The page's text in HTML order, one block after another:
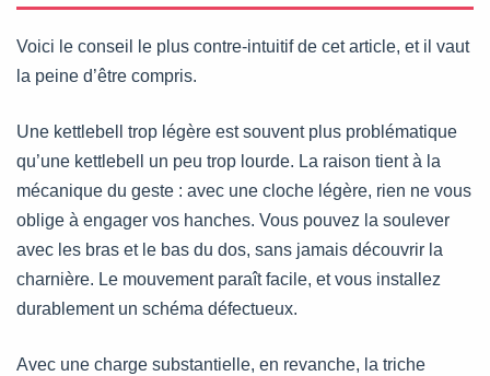
Voici le conseil le plus contre-intuitif de cet article, et il vaut
la peine d’être compris.
Une kettlebell trop légère est souvent plus problématique
qu’une kettlebell un peu trop lourde. La raison tient à la
mécanique du geste : avec une cloche légère, rien ne vous
oblige à engager vos hanches. Vous pouvez la soulever
avec les bras et le bas du dos, sans jamais découvrir la
charnière. Le mouvement paraît facile, et vous installez
durablement un schéma défectueux.
Avec une charge substantielle, en revanche, la triche